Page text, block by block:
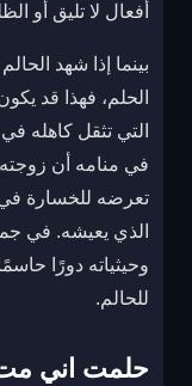
أفعال لا تليق أو
بينما إذا شهد
الحلم، فهذا قد
التي تثقل كاهله
في منامه أن
تعرضه للخسارة في
الذي يعيشه. في
وحيثياته دورًا
للحالم.
حلمت اني مت